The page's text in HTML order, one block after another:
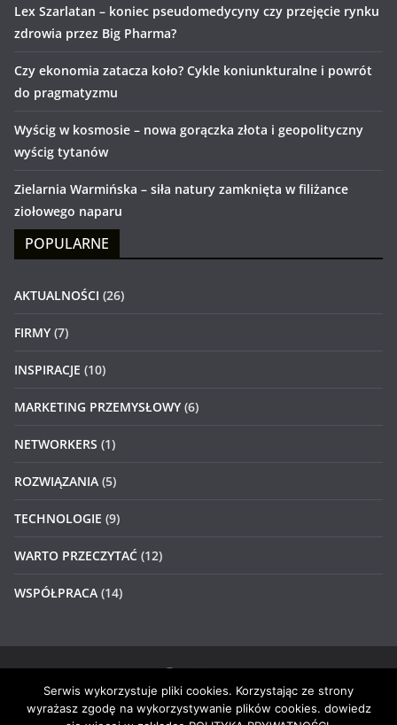
Lex Szarlatan – koniec pseudomedycyny czy przejęcie rynku
zdrowia przez Big Pharma?
Czy ekonomia zatacza koło? Cykle koniunkturalne i powrót
do pragmatyzmu
Wyścig w kosmosie – nowa gorączka złota i geopolityczny
wyścig tytanów
Zielarnia Warmińska – siła natury zamknięta w filiżance
ziołowego naparu
POPULARNE
AKTUALNOŚCI (26)
FIRMY (7)
INSPIRACJE (10)
MARKETING PRZEMYSŁOWY (6)
NETWORKERS (1)
ROZWIĄZANIA (5)
TECHNOLOGIE (9)
WARTO PRZECZYTAĆ (12)
WSPÓŁPRACA (14)
Prawa autorskie © 2026#4networkers. Wszystkie prawa
zastrzeżone.
Serwis wykorzystuje pliki cookies. Korzystając ze strony
wyrażasz zgodę na wykorzystywanie plików cookies. dowiedz